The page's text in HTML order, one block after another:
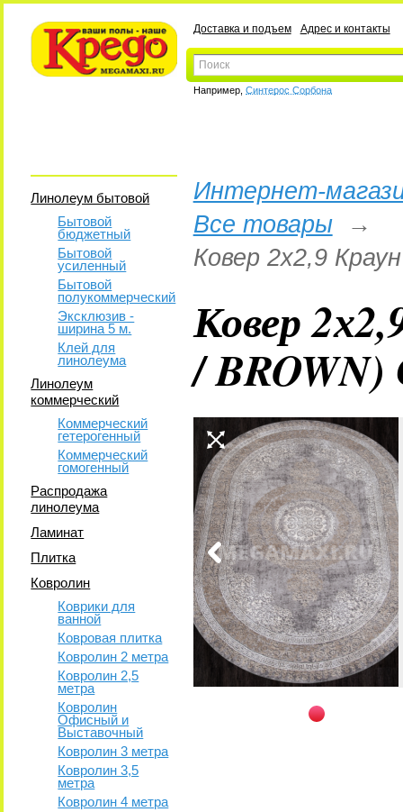
Доставка и подъем Адрес и контакты
Например, Синтерос Сорбона
Линолеум бытовой
Бытовой
бюджетный
Бытовой
усиленный
Бытовой
полукоммерческий
Эксклюзив -
ширина 5 м.
Клей для
линолеума
Линолеум
коммерческий
Коммерческий
гетерогенный
Коммерческий
гомогенный
Распродажа
линолеума
Ламинат
Плитка
Ковролин
Коврики для
ванной
Ковровая плитка
Ковролин 2 метра
Ковролин 2,5
метра
Ковролин
Офисный и
Выставочный
Ковролин 3 метра
Ковролин 3,5
метра
Ковролин 4 метра
Интернет-
Все товары→
Ковер 2х2,9
Ковер
/